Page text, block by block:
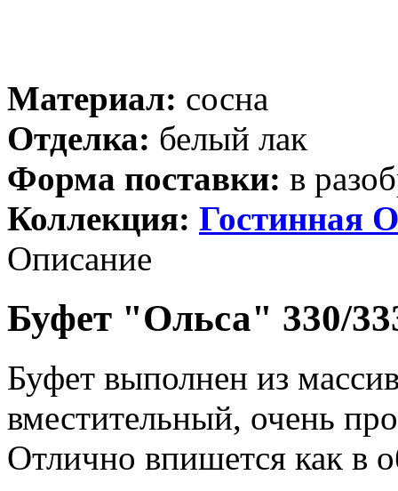
Материал: сосна
Отделка: белый лак
Форма поставки: в
Коллекция: Гостинная
Описание
Буфет "Ольса" 330/
Буфет выполнен из
вместительный, очень
Отлично впишется как в